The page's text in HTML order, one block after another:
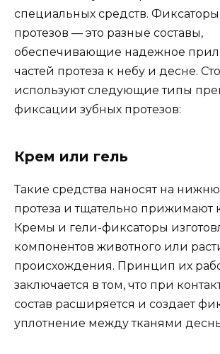
специальных средств.
протезов — это разные составы,
обеспечивающие надежное
частей протеза к небу и десне.
используют следующие типы
фиксации зубных протезов:
Крем или гель
Такие средства наносят на
протеза и тщательно прижимают
Кремы и гели-фиксаторы
компонентов животного или
происхождения. Принцип их
заключается в том, что при
состав расширяется и создает
уплотнение между тканями